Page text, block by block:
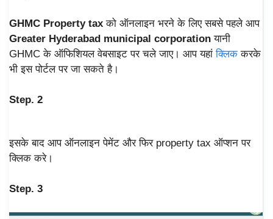
GHMC Property tax को ऑनलाइन भरने के लिए सबसे पहले आप
Greater Hyderabad municipal corporation यानी
GHMC के ऑफिशियल वेबसाइट पर चले जाए। आप यहांक्लिक करके
भी इस पोर्टल पर जा सकते है।
Step. 2
इसके बाद आप ऑनलाइन पेमेंट और फिर property tax ऑप्शन पर
क्लिक करे।
Step. 3